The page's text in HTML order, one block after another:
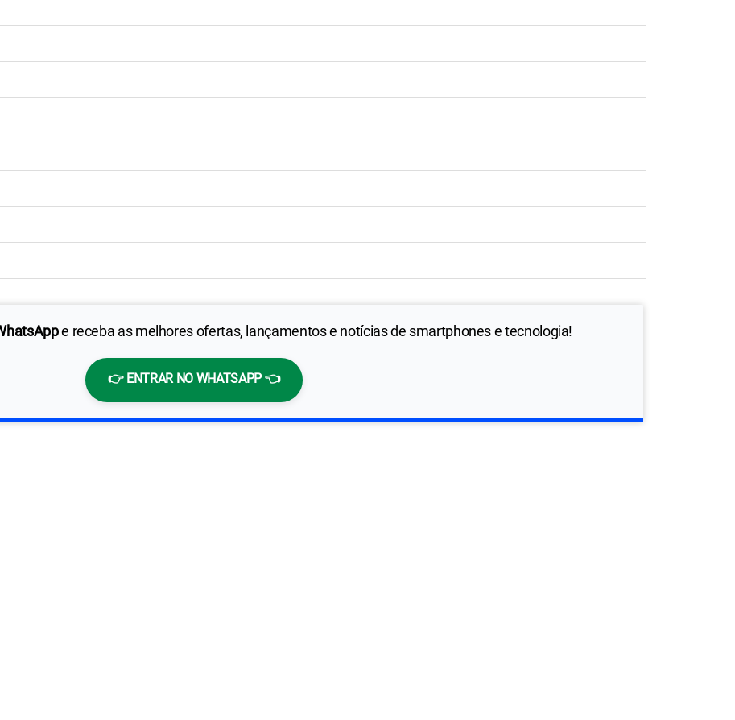
e receba as melhores ofertas, lançamentos e notícias de smartphones e tecnologia!
👉 ENTRAR NO WHATSAPP 👈